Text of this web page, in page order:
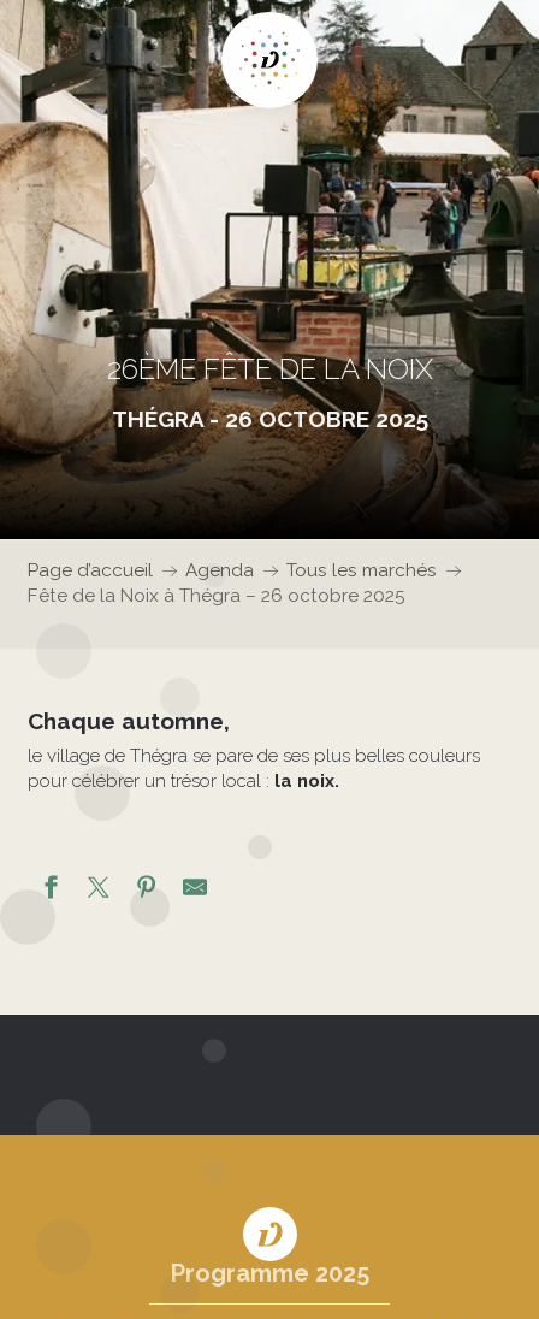
26ÈME FÊTE DE LA NOIX
THÉGRA - 26 OCTOBRE 2025
Page d’accueil Agenda
Tous les marchés
Fête de la Noix à Thégra – 26 octobre 2025
Chaque automne,
le village de Thégra se pare de ses plus belles couleurs
pour célébrer un trésor local : la noix.
Programme 2025